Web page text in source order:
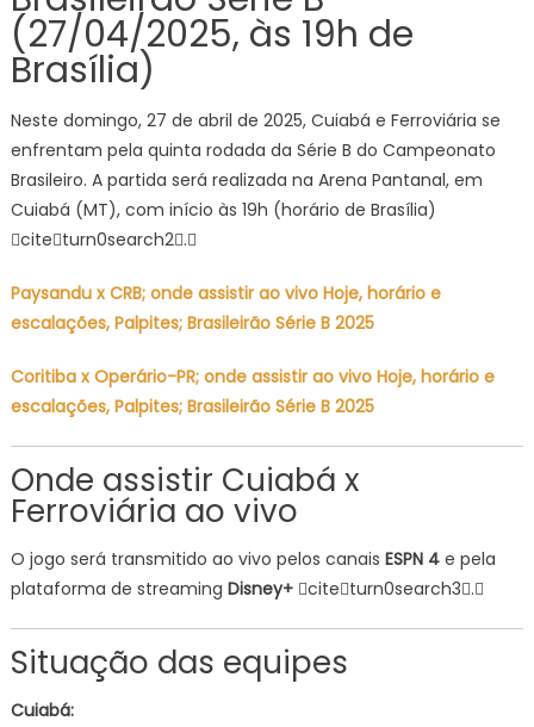
(27/04/2025, às 19h de
Brasília)
Neste domingo, 27 de abril de 2025, Cuiabá e Ferroviária se
enfrentam pela quinta rodada da Série B do Campeonato
Brasileiro. A partida será realizada na Arena Pantanal, em
Cuiabá (MT), com início às 19h (horário de Brasília)
citeturn0search2.
Paysandu x CRB; onde assistir ao vivo Hoje, horário e
escalações, Palpites; Brasileirão Série B 2025
Coritiba x Operário-PR; onde assistir ao vivo Hoje, horário e
escalações, Palpites; Brasileirão Série B 2025
Onde assistir Cuiabá x
Ferroviária ao vivo
O jogo será transmitido ao vivo pelos canais ESPN 4e pela
plataforma de streaming Disney+citeturn0search3.
Situação das equipes
Cuiabá: